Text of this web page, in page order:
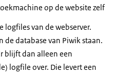
op de website zelf
logfiles van de webserver.
de database van Piwik staan.
blijft dan alleen een
logfile over. Die levert een